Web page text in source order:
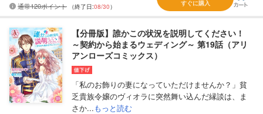
通常120ポイント （終了日:08/30） すぐに購入
【分冊版】誰かこの状況を説明してください！
～契約から始まるウェディング～ 第19話（アリ
アンローズコミックス）
「私のお飾りの妻になっていただけませんか？」貧
乏貴族令嬢のヴィオラに突然舞い込んだ縁談は、ま
さか...もっと読む